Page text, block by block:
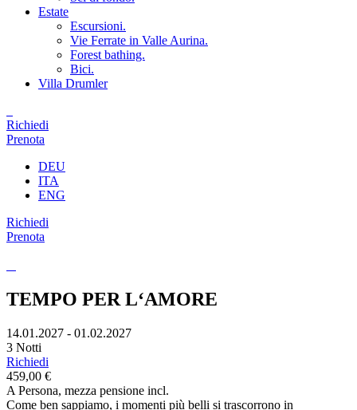
Estate
Escursioni.
Vie Ferrate in Valle Aurina.
Forest bathing.
Bici.
Villa Drumler
Richiedi
Prenota
DEU
ITA
ENG
Richiedi
Prenota
TEMPO PER L‘AMORE
14.01.2027 - 01.02.2027
3 Notti
Richiedi
459,00 €
A Persona, mezza pensione incl.
Come ben sappiamo, i momenti più belli si trascorrono in